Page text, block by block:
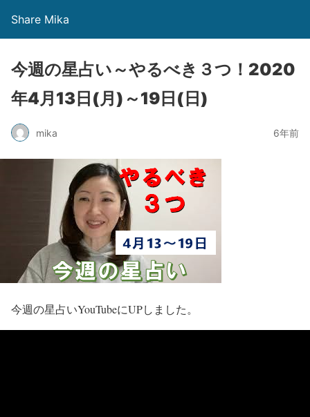
Share Mika
今週の星占い～やるべき３つ！2020
年4月13日(月)～19日(日)
mika 6年前
今週の星占いYouTubeにUPしました。